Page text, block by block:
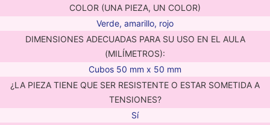
COLOR (UNA PIEZA, UN COLOR)
Verde, amarillo, rojo
DIMENSIONES ADECUADAS PARA SU USO EN EL AULA
(MILÍMETROS):
Cubos 50 mm x 50 mm
¿LA PIEZA TIENE QUE SER RESISTENTE O ESTAR SOMETIDA A
TENSIONES?
Sí